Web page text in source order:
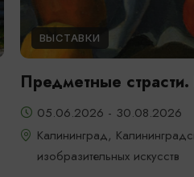
ВЫСТАВКИ
Предметные
05.06.2026 - 30.08.2026
Калининград,
изобразительных искусств